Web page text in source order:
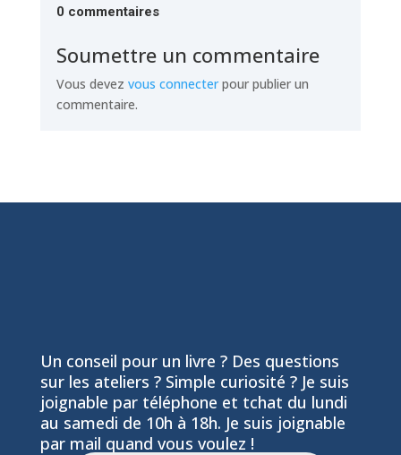
0 commentaires
Soumettre un commentaire
Vous devez vous connecterpour publier un
commentaire.
Un conseil pour un livre ? Des questions
sur les ateliers ? Simple curiosité ? Je suis
joignable par téléphone et tchat du lundi
au samedi de 10h à 18h. Je suis joignable
par mail quand vous voulez !